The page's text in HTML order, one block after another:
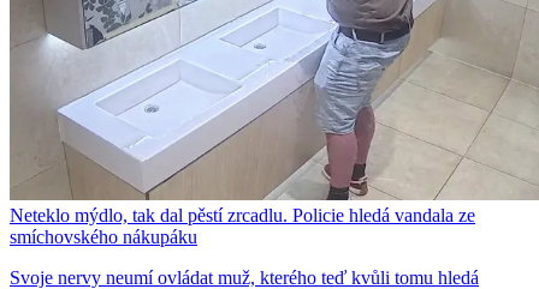
Neteklo mýdlo, tak dal pěstí zrcadlu. Policie hledá vandala ze
smíchovského nákupáku
Svoje nervy neumí ovládat muž, kterého teď kvůli tomu hledá